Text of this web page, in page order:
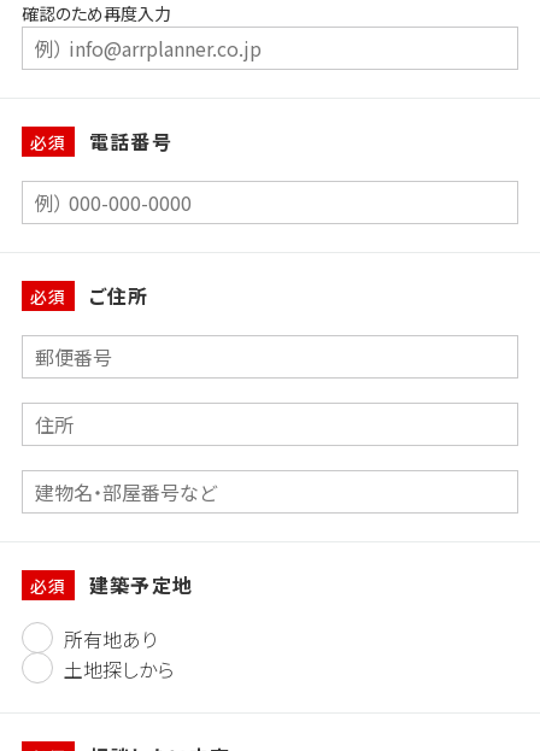
確認のため再度入力
必須 電話番号
必須 ご住所
必須
建築予定地
所有地あり
土地探しから